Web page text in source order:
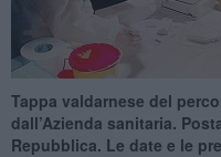
Tappa valdarnese del
dall’Azienda sanitaria.
Repubblica. Le date e le